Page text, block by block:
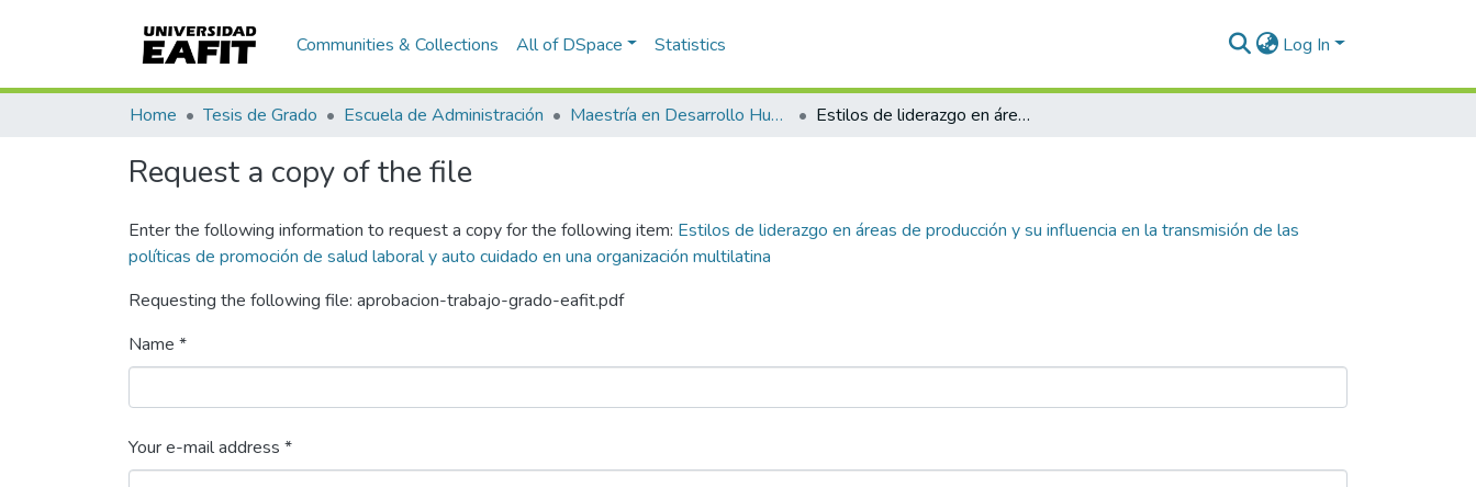
Communities & Collections All of DSpace Statistics Log In
Home Tesis de Grado Escuela de Administración Maestría en Desarrollo Humano Organizacional (tesis) Estilos de liderazgo en áreas de producción y su influencia en la transmisión de las políticas de promoción de salud laboral y auto cuidado en una organización multilatina
Request a copy of the file
Enter the following information to request a copy for the following item: Estilos de liderazgo en áreas de producción y su influencia en la transmisión de las
políticas de promoción de salud laboral y auto cuidado en una organización multilatina
Requesting the following file: aprobacion-trabajo-grado-eafit.pdf
Name *
Your e-mail address *